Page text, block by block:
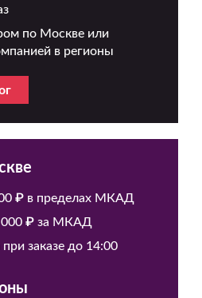
по Москве или
в регионы
₽ в пределах МКАД
000 ₽ за МКАД
заказе до 14:00